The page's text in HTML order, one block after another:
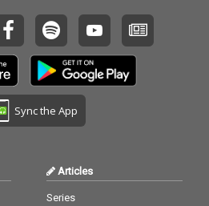
Sync the App
Articles
Series